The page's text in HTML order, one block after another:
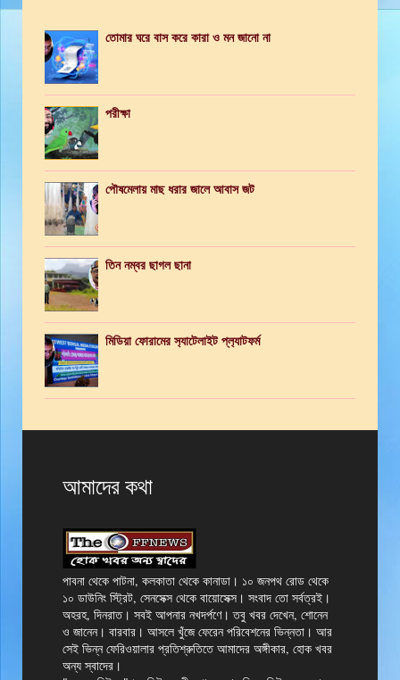
তোমার ঘরে বাস করে কারা ও মন জানো না
পরীক্ষা
পৌষমেলায় মাছ ধরার জালে আবাস জট
তিন নম্বর ছাগল ছানা
মিডিয়া ফোরামের স‍্যাটেলাইট প্ল‍্যাটফর্ম
আমাদের কথা
পাবনা থেকে পাটনা, কলকাতা থেকে কানাডা। ১০ জনপথ রোড থেকে
১০ ডাউনিং স্ট্রিট, সেনসেক্স থেকে বায়োসেক্স। সংবাদ তো সর্বত্রই।
অহরহ, দিনরাত। সবই আপনার নখদর্পণে। তবু খবর দেখেন, শোনেন
ও জানেন। বারবার। আসলে খুঁজে ফেরেন পরিবেশনের ভিন্নতা। আর
সেই ভিন্ন ফেরিওয়ালার প্রতিশ্রুতিতে আমাদের অঙ্গীকার, হোক খবর
অন্য স্বাদের।